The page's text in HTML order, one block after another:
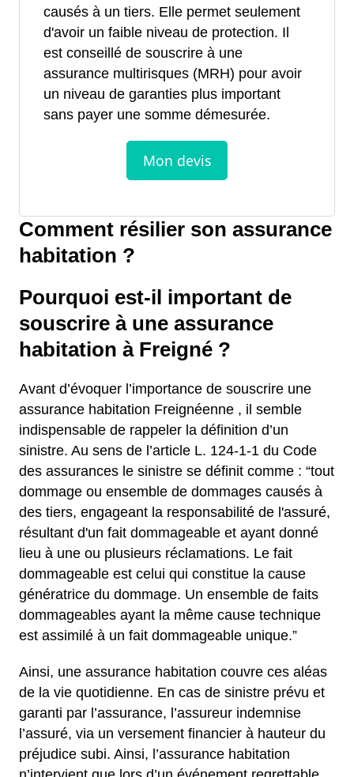
causés à un tiers. Elle permet seulement
d'avoir un faible niveau de protection. Il
est conseillé de souscrire à une
assurance multirisques (MRH) pour avoir
un niveau de garanties plus important
sans payer une somme démesurée.
Comment résilier son assurance
habitation ?
Pourquoi est-il important de
souscrire à une assurance
habitation à Freigné ?
Avant d’évoquer l’importance de souscrire une
assurance habitation Freignéenne , il semble
indispensable de rappeler la définition d’un
sinistre. Au sens de l’article L. 124-1-1 du Code
des assurances le sinistre se définit comme : “tout
dommage ou ensemble de dommages causés à
des tiers, engageant la responsabilité de l'assuré,
résultant d'un fait dommageable et ayant donné
lieu à une ou plusieurs réclamations. Le fait
dommageable est celui qui constitue la cause
génératrice du dommage. Un ensemble de faits
dommageables ayant la même cause technique
est assimilé à un fait dommageable unique.”
Ainsi, une assurance habitation couvre ces aléas
de la vie quotidienne. En cas de sinistre prévu et
garanti par l’assurance, l’assureur indemnise
l’assuré, via un versement financier à hauteur du
préjudice subi. Ainsi, l’assurance habitation